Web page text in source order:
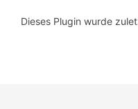
Dieses Plugin wurde